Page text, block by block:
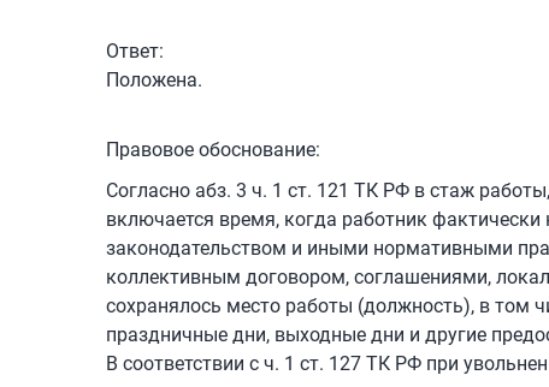
Ответ:
Положена.
Правовое обоснование:
Согласно абз. 3 ч. 1 ст. 121 ТК РФ в стаж
включается время, когда работник
законодательством и иными нормативными
коллективным договором, соглашениями,
сохранялось место работы (должность), в том
праздничные дни, выходные дни и другие
В соответствии с ч. 1 ст. 127 ТК РФ при